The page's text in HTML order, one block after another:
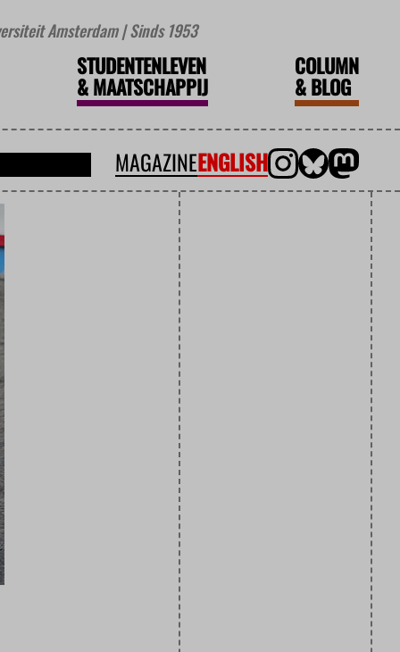
Amsterdam | Sinds 1953
STUDENTENLEVEN
&MAATSCHAPPIJ
COLUMN
&BLOG
MAGAZINEENGLISH